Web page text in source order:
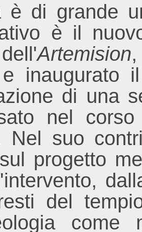
è di grande
è il
Artemision
e inaugurato
di una
nel
Nel suo
progetto
del
come